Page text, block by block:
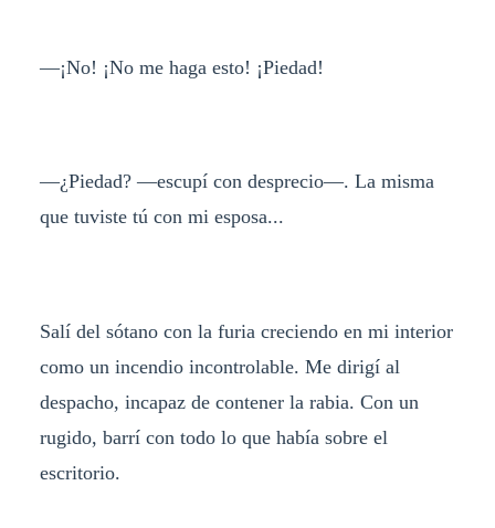
—¡No! ¡No me haga esto! ¡Piedad!
—¿Piedad? —escupí con desprecio—. La misma
que tuviste tú con mi esposa...
Salí del sótano con la furia creciendo en mi interior
como un incendio incontrolable. Me dirigí al
despacho, incapaz de contener la rabia. Con un
rugido, barrí con todo lo que había sobre el
escritorio.